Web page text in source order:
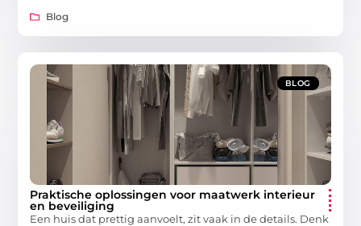
Blog
BLOG
Praktische oplossingen voor maatwerk interieur
en beveiliging
Een huis dat prettig aanvoelt, zit vaak in de details. Denk